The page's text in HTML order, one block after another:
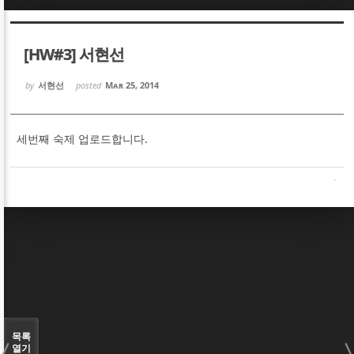
[HW#3] 서현선
by 서현선 posted Mar 25, 2014
세번째 숙제 업로드합니다.
목록
열기
Sketchbook5, 스케치북5
Sketchbook5, 스케치북5
Sketchbook5, 스케치북5
Sketchbook5, 스케치북5